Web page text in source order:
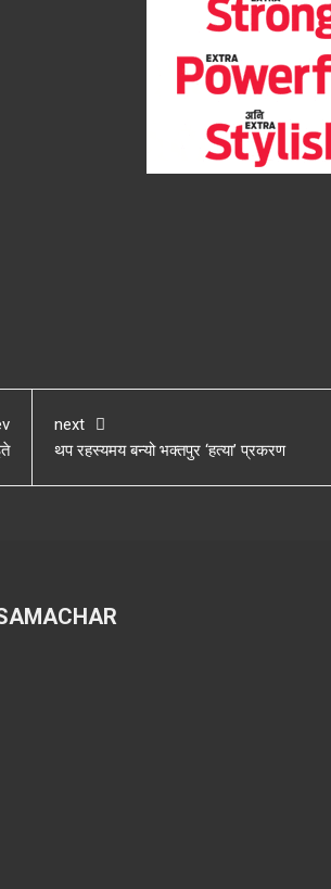
next
थप रहस्यमय बन्यो भक्तपुर ‘हत्या’ प्रकरण